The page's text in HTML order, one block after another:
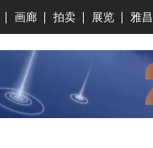
画廊 拍卖 展览 雅